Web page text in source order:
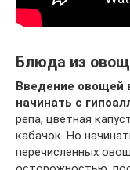
Блюда из
Введение овощей
начинать с
репа, цветная
кабачок. Но
перечисленных